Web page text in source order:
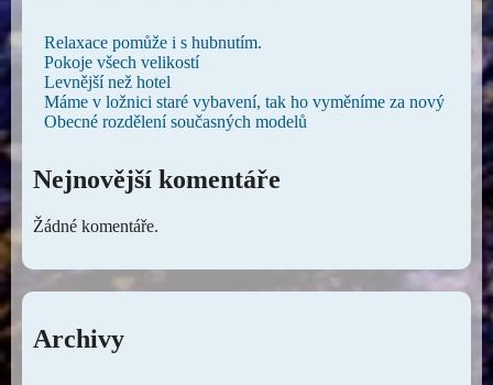
Relaxace pomůže i s hubnutím.
Pokoje všech velikostí
Levnější než hotel
Máme v ložnici staré vybavení, tak ho vyměníme za nový
Obecné rozdělení současných modelů
Nejnovější komentáře
Žádné komentáře.
Archivy